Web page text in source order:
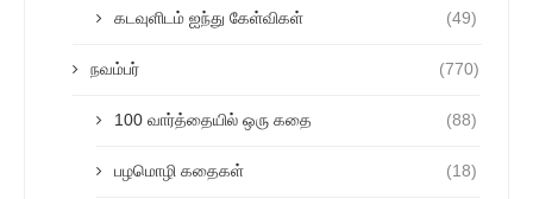
கடவுளிடம் ஐந்து கேள்விகள் (49)
நவம்பர் (770)
100 வார்த்தையில் ஒரு கதை (88)
பழமொழி கதைகள் (18)